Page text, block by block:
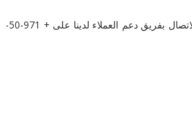
لمعرفة سيارتنا تويوتا كوستر مع سائق والتي تناسب احتياجاتك ، إذا كنت ترغب في الحجز معنا ، تحدث للتو مع فريقنا اليوم وناقش متطلباتك وسيسعد فريقنا بتخصيصك لك. يمكن دائمًا الاتصال بفريق دعم العملاء لدينا على + 971-50-